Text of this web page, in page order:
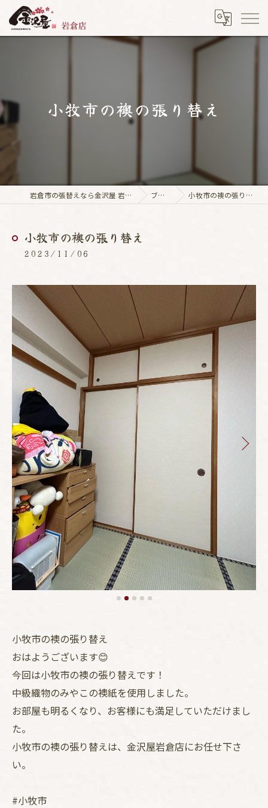
小牧市の襖の張り替え
岩倉市の張替えなら金沢屋 岩倉店 ブログ 小牧市の襖の張り替え
小牧市の襖の張り替え
2023/11/06
小牧市の襖の張り替え
おはようございます😊
今回は小牧市の襖の張り替えです！
中級織物のみやこの襖紙を使用しました。
お部屋も明るくなり、お客様にも満足していただけまし
た。
小牧市の襖の張り替えは、金沢屋岩倉店にお任せ下さ
い。
#小牧市